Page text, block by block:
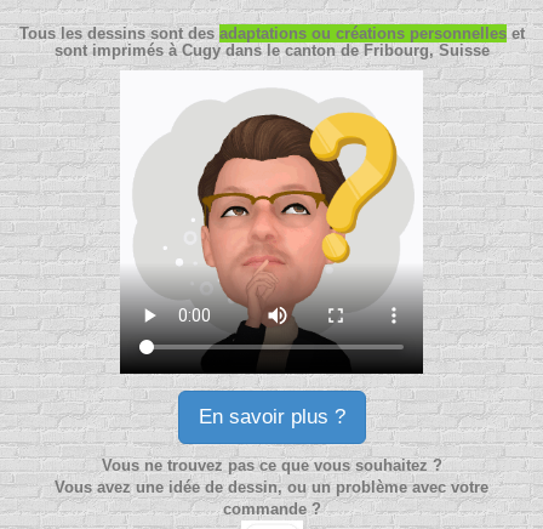
Tous les dessins sont des adaptations ou créations personnelleset
sont imprimés à Cugy dans le canton de Fribourg, Suisse
En savoir plus ?
Vous ne trouvez pas ce que vous souhaitez ?
Vous avez une idée de dessin, ou un problème avec votre
commande ?